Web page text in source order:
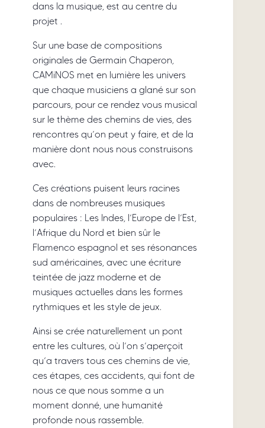
dans la musique, est au centre du
projet .
Sur une base de compositions
originales de Germain Chaperon,
CAMiNOS met en lumière les univers
que chaque musiciens a glané sur son
parcours, pour ce rendez vous musical
sur le thème des chemins de vies, des
rencontres qu’on peut y faire, et de la
manière dont nous nous construisons
avec.
Ces créations puisent leurs racines
dans de nombreuses musiques
populaires : Les Indes, l’Europe de l’Est,
l’Afrique du Nord et bien sûr le
Flamenco espagnol et ses résonances
sud américaines, avec une écriture
teintée de jazz moderne et de
musiques actuelles dans les formes
rythmiques et les style de jeux.
Ainsi se crée naturellement un pont
entre les cultures, où l’on s’aperçoit
qu’a travers tous ces chemins de vie,
ces étapes, ces accidents, qui font de
nous ce que nous somme a un
moment donné, une humanité
profonde nous rassemble.